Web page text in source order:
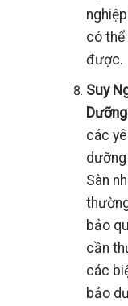
có
được.
Suy
Dưỡng
các
Sàn
bảo
cần
các
bảo